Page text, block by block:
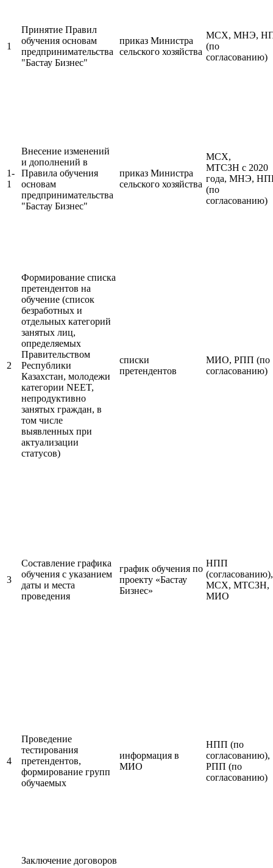
1
Принятие Правил
обучения основам
предпринимательства
"Бастау Бизнес"
приказ Министра
сельского хозяйства
МСХ, МНЭ,
(по
согласованию)
1-
1
Внесение изменений
и дополнений в
Правила обучения
основам
предпринимательства
"Бастау Бизнес"
приказ Министра
сельского хозяйства
МСХ,
МТСЗН с 2020
года, МНЭ,
(по
согласованию)
2
Формирование списка
претендентов на
обучение (список
безработных и
отдельных категорий
занятых лиц,
определяемых
Правительством
Республики
Казахстан, молодежи
категории NEET,
непродуктивно
занятых граждан, в
том числе
выявленных при
актуализации
статусов)
списки
претендентов
МИО, РПП (по
согласованию)
3
Составление графика
обучения с указанием
даты и места
проведения
график обучения по
проекту «Бастау
Бизнес»
НПП
(согласованию),
МСХ, МТСЗН,
МИО
4
Проведение
тестирования
претендентов,
формирование групп
обучаемых
информация в
МИО
НПП (по
согласованию),
РПП (по
согласованию)
Заключение договоров